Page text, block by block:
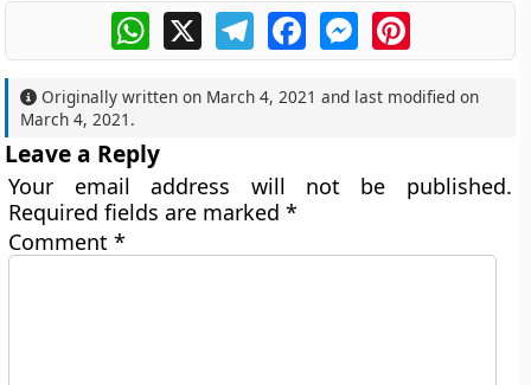
WhatsApp
X TelegramFacebookMessengerPinterest
Originally written on March 4, 2021 and last modified on
March 4, 2021 .
Leave a Reply
Your email address will not be published.
Required fields are marked*
Comment*